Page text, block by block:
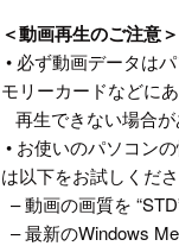
＜動画再生のご注意＞
• 必ず動画データは
モリーカードなどに
再生できない場合が
• お使いのパソコン
は以下をお試しくださ
– 動画の画質を
– 最新のWindows